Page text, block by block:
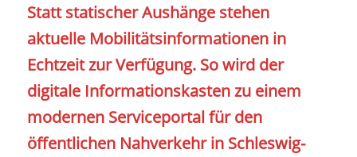
Statt statischer Aushänge stehen
aktuelle Mobilitätsinformationen in
Echtzeit zur Verfügung. So wird der
digitale Informationskasten zu einem
modernen Serviceportal für den
öffentlichen Nahverkehr in Schleswig-